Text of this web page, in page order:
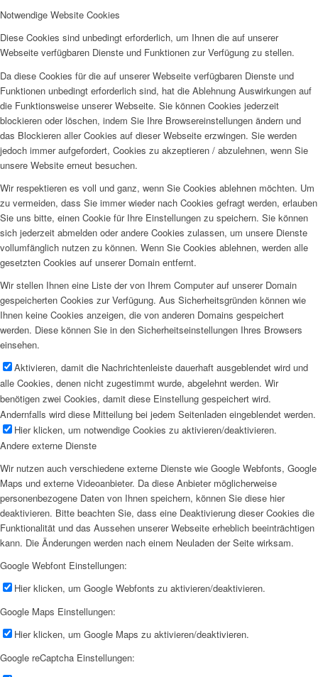
Notwendige Website Cookies
Diese Cookies sind unbedingt erforderlich, um Ihnen die auf unserer
Webseite verfügbaren Dienste und Funktionen zur Verfügung zu stellen.
Da diese Cookies für die auf unserer Webseite verfügbaren Dienste und
Funktionen unbedingt erforderlich sind, hat die Ablehnung Auswirkungen auf
die Funktionsweise unserer Webseite. Sie können Cookies jederzeit
blockieren oder löschen, indem Sie Ihre Browsereinstellungen ändern und
das Blockieren aller Cookies auf dieser Webseite erzwingen. Sie werden
jedoch immer aufgefordert, Cookies zu akzeptieren / abzulehnen, wenn Sie
unsere Website erneut besuchen.
Wir respektieren es voll und ganz, wenn Sie Cookies ablehnen möchten. Um
zu vermeiden, dass Sie immer wieder nach Cookies gefragt werden, erlauben
Sie uns bitte, einen Cookie für Ihre Einstellungen zu speichern. Sie können
sich jederzeit abmelden oder andere Cookies zulassen, um unsere Dienste
vollumfänglich nutzen zu können. Wenn Sie Cookies ablehnen, werden alle
gesetzten Cookies auf unserer Domain entfernt.
Wir stellen Ihnen eine Liste der von Ihrem Computer auf unserer Domain
gespeicherten Cookies zur Verfügung. Aus Sicherheitsgründen können wie
Ihnen keine Cookies anzeigen, die von anderen Domains gespeichert
werden. Diese können Sie in den Sicherheitseinstellungen Ihres Browsers
einsehen.
Aktivieren, damit die Nachrichtenleiste dauerhaft ausgeblendet wird und
alle Cookies, denen nicht zugestimmt wurde, abgelehnt werden. Wir
benötigen zwei Cookies, damit diese Einstellung gespeichert wird.
Andernfalls wird diese Mitteilung bei jedem Seitenladen eingeblendet werden.
Hier klicken, um notwendige Cookies zu aktivieren/deaktivieren.
Andere externe Dienste
Wir nutzen auch verschiedene externe Dienste wie Google Webfonts, Google
Maps und externe Videoanbieter. Da diese Anbieter möglicherweise
personenbezogene Daten von Ihnen speichern, können Sie diese hier
deaktivieren. Bitte beachten Sie, dass eine Deaktivierung dieser Cookies die
Funktionalität und das Aussehen unserer Webseite erheblich beeinträchtigen
kann. Die Änderungen werden nach einem Neuladen der Seite wirksam.
Google Webfont Einstellungen:
Hier klicken, um Google Webfonts zu aktivieren/deaktivieren.
Google Maps Einstellungen:
Hier klicken, um Google Maps zu aktivieren/deaktivieren.
Google reCaptcha Einstellungen: